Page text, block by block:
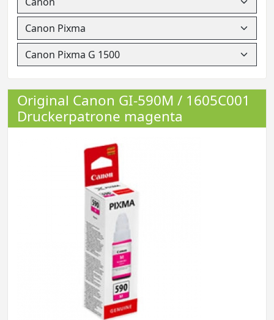
Original Canon GI-590M / 1605C001
Druckerpatrone magenta